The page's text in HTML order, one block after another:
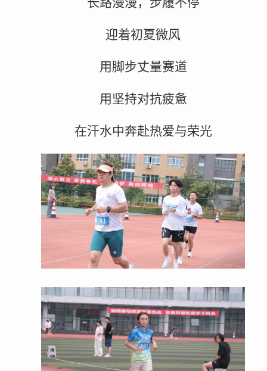
迎着初夏微风
用脚步丈量赛道
用坚持对抗疲惫
在汗水中奔赴热爱与荣光